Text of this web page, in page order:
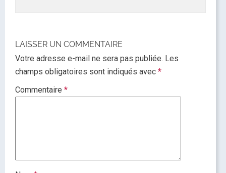
LAISSER UN COMMENTAIRE
Votre adresse e-mail ne sera pas publiée. Les
champs obligatoires sont indiqués avec *
Commentaire *